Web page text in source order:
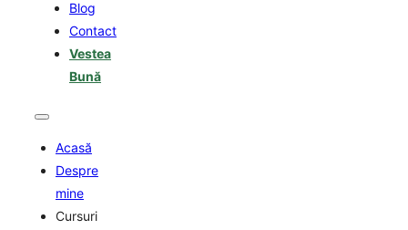
Blog
Contact
Vestea
Bună
Acasă
Despre
mine
Cursuri